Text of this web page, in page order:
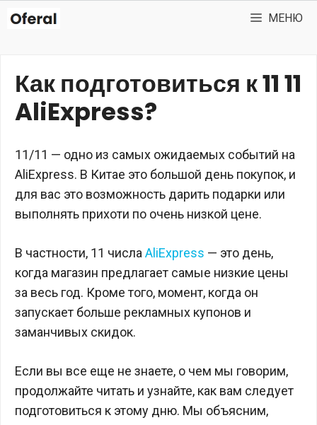
Перейти
МЕНЮ
Как подготовиться к 11 11
AliExpress?
11/11 — одно из самых ожидаемых событий на
AliExpress. В Китае это большой день покупок, и
для вас это возможность дарить подарки или
выполнять прихоти по очень низкой цене.
В частности, 11 числа AliExpress — это день,
когда магазин предлагает самые низкие цены
за весь год. Кроме того, момент, когда он
запускает больше рекламных купонов и
заманчивых скидок.
Если вы все еще не знаете, о чем мы говорим,
продолжайте читать и узнайте, как вам следует
подготовиться к этому дню. Мы объясним,